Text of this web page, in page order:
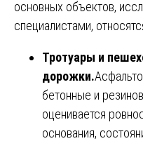
основных объектов,
специалистами,
Тротуары и
дорожки.
бетонные и
оценивается
основания,